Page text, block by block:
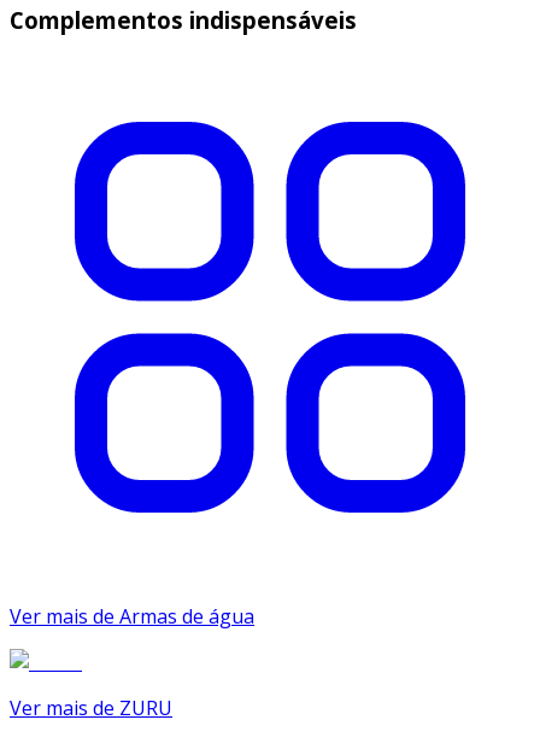
Complementos indispensáveis
Ver mais de Armas de água
Ver mais de ZURU